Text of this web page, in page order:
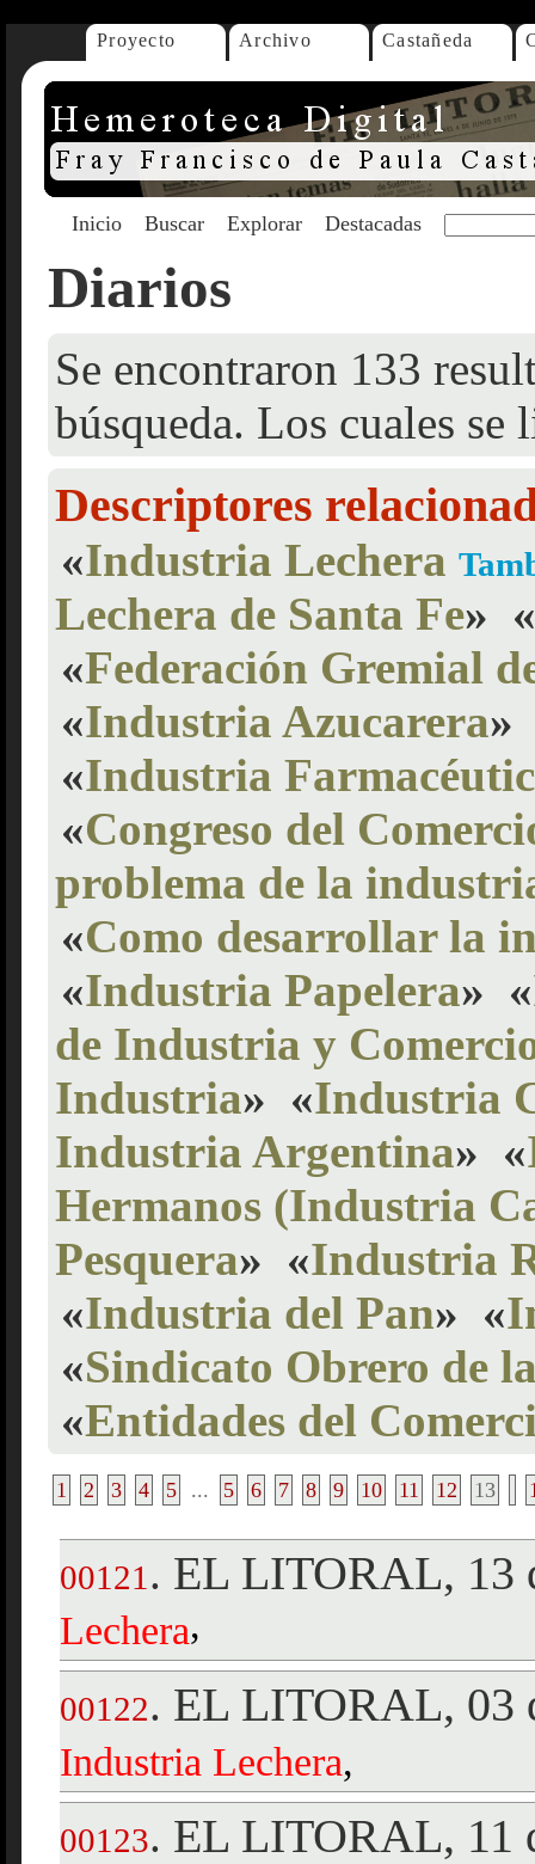
Proyecto Archivo Castañeda
Inicio Buscar Explorar Destacadas
Diarios
Se encontraron 133
búsqueda. Los cuales se
Descriptores
«Industria Lechera
Lechera de Santa Fe» «
«Federación Gremial
«Industria Azucarera»
«Industria
«Congreso del
problema de la
«Como desarrollar la
«Industria Papelera» «
de Industria y
Industria» «Industria
Industria Argentina» «
Hermanos (Industria
Pesquera» «Industria
«Industria del Pan» «
«Sindicato Obrero de
«Entidades del
1 2 3 4 5 ... 5 6 7 8 9 10 11 12 13
00121 . EL LITORAL, 13
Lechera,
00122. EL LITORAL, 03
Industria Lechera,
00123. EL LITORAL, 11